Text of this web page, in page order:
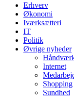
Erhverv
Økonomi
Iværksætteri
IT
Politik
Øvrige nyheder
Internet
Shopping
Sundhed